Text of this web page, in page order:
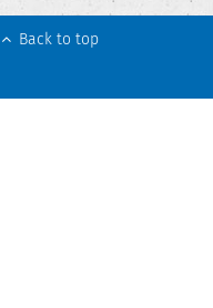
Back to top